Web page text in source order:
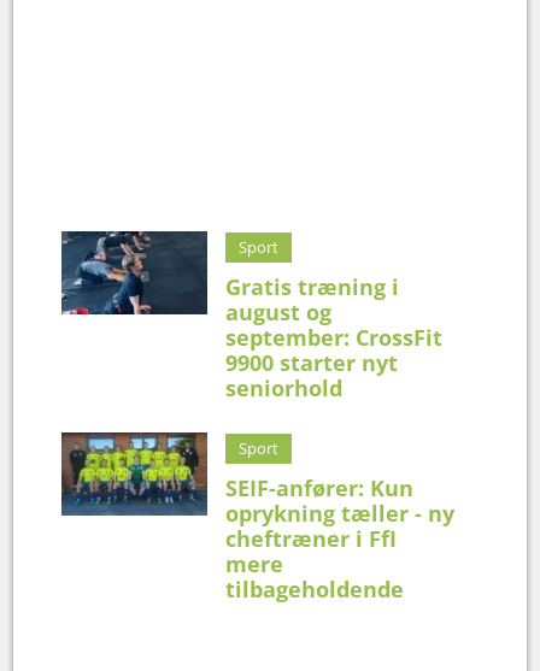
Sport
Gratis træning i
august og
september: CrossFit
9900 starter nyt
seniorhold
Sport
SEIF-anfører: Kun
oprykning tæller - ny
cheftræner i FfI
mere
tilbageholdende